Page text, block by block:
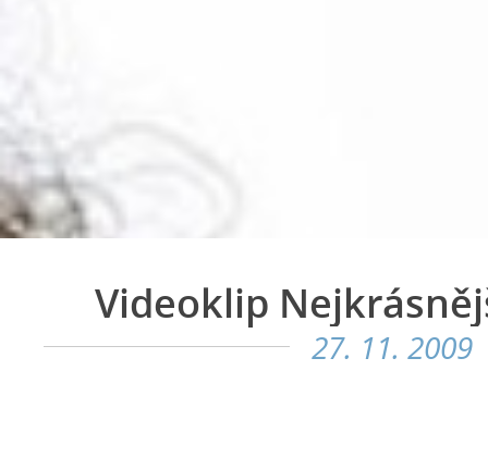
Videoklip
27. 11. 2009